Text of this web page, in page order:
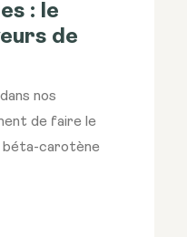
: le
de
nos
de faire le
béta-carotène